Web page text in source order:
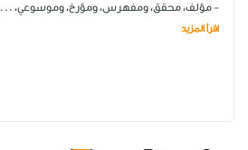
- مؤلف، محقق، ومفهرس، ومؤرخ، وموسوعي، ...
اقرأ المزيد